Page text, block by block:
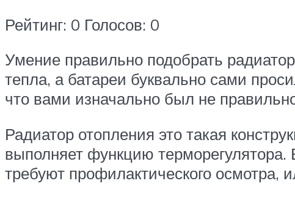
Рейтинг: 0 Голосов: 0
Умение правильно подобрать
тепла, а батареи буквально сами
что вами изначально был не
Радиатор отопления это такая
выполняет функцию
требуют профилактического осмотра,